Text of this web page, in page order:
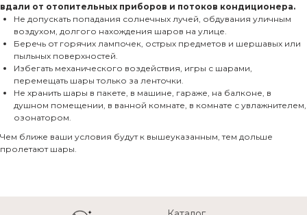
вдали от отопительных приборов и потоков кондиционера.
Не допускать попадания солнечных лучей, обдувания уличным
воздухом, долгого нахождения шаров на улице.
Беречь от горячих лампочек, острых предметов и шершавых или
пыльных поверхностей.
Избегать механического воздействия, игры с шарами,
перемещать шары только за ленточки.
Не хранить шары в пакете, в машине, гараже, на балконе, в
душном помещении, в ванной комнате, в комнате с увлажнителем,
озонатором.
Чем ближе ваши условия будут к вышеуказанным, тем дольше
пролетают шары.